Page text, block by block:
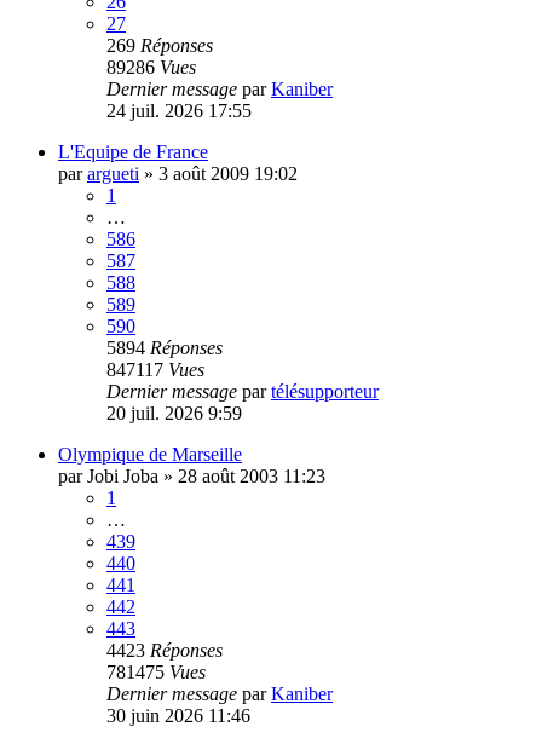
27
269 Réponses
89286 Vues
Dernier message parKaniber
24 juil. 2026 17:55
L'Equipe de France
parargueti » 3 août 2009 19:02
1
…
586
587
588
589
590
5894 Réponses
847117 Vues
Dernier message partélésupporteur
20 juil. 2026 9:59
Olympique de Marseille
parJobi Joba » 28 août 2003 11:23
1
…
439
440
441
442
443
4423 Réponses
781475 Vues
Dernier message parKaniber
30 juin 2026 11:46